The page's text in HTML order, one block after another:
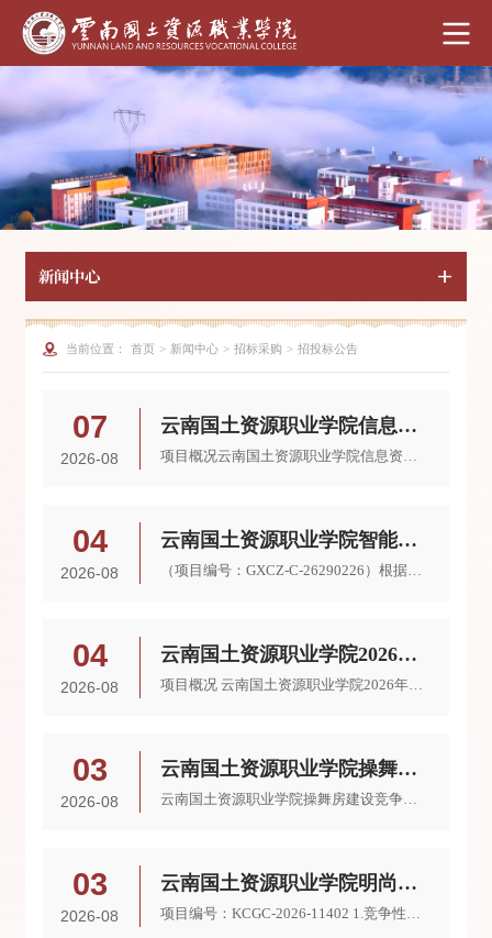
新闻中心
当前位置： 首页 > 新闻中心 > 招标采购 > 招投标公告
07
2026-08
云南国土资源职业学院信息资产数据治理服务竞争性磋商公告
项目概况云南国土资源职业学院信息资产数据治理服务的潜在供应商应在云南国合建设招标咨询有限公司（昆明市盘龙区长青路94号现代广场16楼）获取采购文件，并于2026年08月25日09点30分（北京时间）前提交响应文件。一、项目基本情况1.项目编号：YNGH[2026]-06752.项目名称：云南国土资源职业学院信息资产数据治理服务3.采购方式：竞争性磋商4.预算及最高限价：56.00万元5.采购需求：结合学校信息化管理现状，为提升信息资产管理...
04
2026-08
云南国土资源职业学院智能制造生产线实训室建设--工业网络智能控制与维护设备采购（三次）竞争性谈判公告
（项目编号：GXCZ-C-26290226）根据有关法律、法规和规章的规定，国信招标集团股份有限公司受云南国土资源职业学院（以下简称“采购人”）的委托，对云南国土资源职业学院智能制造生产线实训室建设--工业网络智能控制与维护设备采购（三次）（项目名称）采用竞争性谈判方式采购。欢迎具有资格能力的供应商参加本次谈判。1.项目概况1.1项目名称：云南国土资源职业学院智能制造生产线实训室建设--工业网络智能控制与维护设备采购...
04
2026-08
云南国土资源职业学院2026年电子图书采购项目（三次）竞争性谈判公告
项目概况 云南国土资源职业学院2026年电子图书采购项目（三次）的潜在供应商应在云南自厚建设项目管理有限公司（云南省昆明市西山区西福路87号2楼）企业邮箱ynzhzb1314@163.com获取采购文件，并于 2026年8月10日14点30分（北京时间）前提交响应文件。一、项目基本情况项目编号：YNZH-HW-GTZY-260096项目名称：云南国土资源职业学院2026年电子图书采购项目（三次）采购方式：竞争性谈判预算金额：300000.00元（大写：叁拾万元整...
03
2026-08
云南国土资源职业学院操舞房建设竞争性磋商公告
云南国土资源职业学院操舞房建设竞争性磋商公告1、竞争性磋商具备的条件本招标项目云南国土资源职业学院操舞房建设已由相关部门批准建设，项目业主为云南国土资源职业学院，建设资金来自自筹（资金来源），项目出资比例为100%，招标人为云南国土资源职业学院。项目已具备招标条件，特邀请有兴趣的潜在供应商参加。2、项目概况与竞争性磋商范围2.1项目名称：云南国土资源职业学院操舞房建设（项目编号：YNYX-2026-0533）。2.2项...
03
2026-08
云南国土资源职业学院明尚楼五楼楼顶改造跆拳道馆、武术馆、职工之家装修竞争性磋商公告
项目编号：KCGC-2026-11402 1.竞争性磋商条件本项目云南国土资源职业学院明尚楼五楼楼顶改造跆拳道馆、武术馆、职工之家装修，项目资金为财政资金，采购人为云南国土资源职业学院，代理机构为昆明晨晟招标有限责任公司。本项目为《云南省2024年政府集中采购目录及标准》规定的集中采购机构采购项目和部门集中采购项目之外，且单项或批量金额在60万元及以下的项目，由采购单位按照内控、财务制度执行。现以竞争性磋商的方式选择...